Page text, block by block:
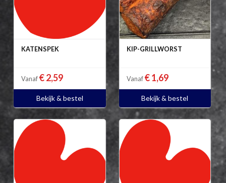
KATENSPEK
Vanaf € 2,59
Bekijk & bestel
KIP-GRILLWORST
Vanaf € 1,69
Bekijk & bestel